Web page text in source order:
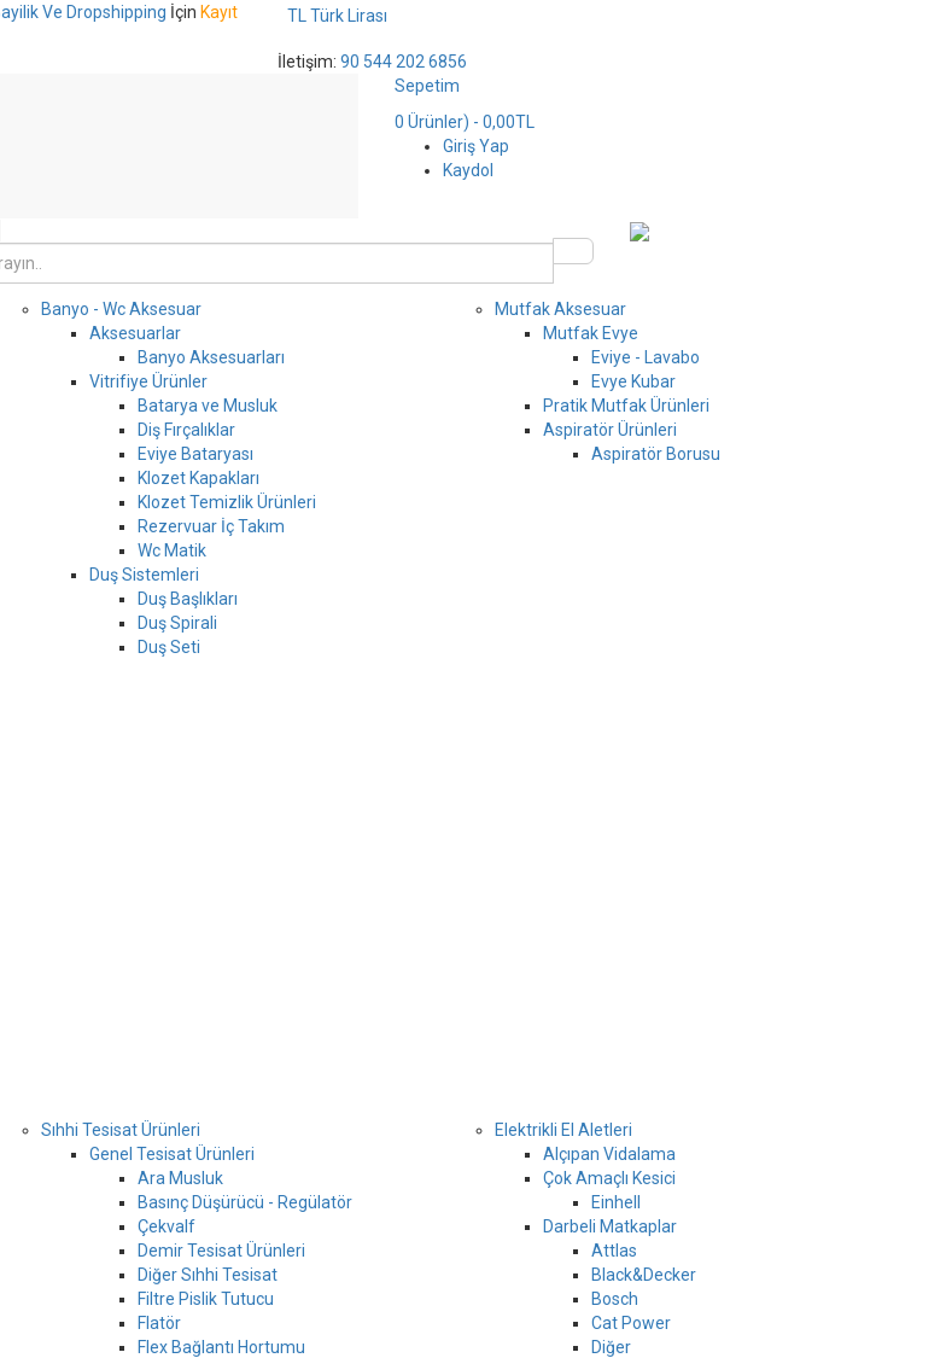
Ve Dropshipping İçin Kayıt
İletişim: 90 544 202 6856
Sepetim
0 Ürünler) - 0,00TL
Giriş Yap
Kaydol
Banyo - Wc Aksesuar
Aksesuarlar
Banyo Aksesuarları
Vitrifiye Ürünler
Batarya ve Musluk
Diş Fırçalıklar
Eviye Bataryası
Klozet Kapakları
Klozet Temizlik Ürünleri
Rezervuar İç Takım
Wc Matik
Duş Sistemleri
Duş Başlıkları
Duş Spirali
Duş Seti
Mutfak Aksesuar
Mutfak Evye
Eviye - Lavabo
Evye Kubar
Pratik Mutfak Ürünleri
Aspiratör Ürünleri
Aspiratör Borusu
Sıhhi Tesisat Ürünleri
Genel Tesisat Ürünleri
Ara Musluk
Basınç Düşürücü - Regülatör
Çekvalf
Demir Tesisat Ürünleri
Diğer Sıhhi Tesisat
Filtre Pislik Tutucu
Flatör
Flex Bağlantı Hortumu
Elektrikli El Aletleri
Alçıpan Vidalama
Çok Amaçlı Kesici
Einhell
Darbeli Matkaplar
Attlas
Black&Decker
Bosch
Cat Power
Diğer